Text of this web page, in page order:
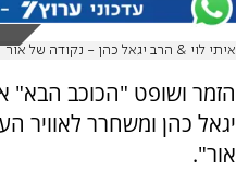
איתי לוי & הרב יגאל כהן - נקודה של אור
הזמר ושופט "הכוכב הבא"
יגאל כהן ומשחרר לאוויר
אור".